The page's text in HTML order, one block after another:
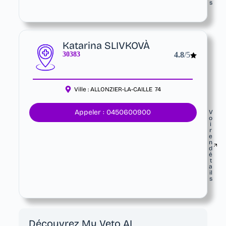
s
Katarina SLIVKOVÀ
30383 4.8/5
Ville :ALLONZIER-LA-CAILLE 74
Appeler : 0450600900
V
o
i
r
e
n
d
é
t
a
il
s
Découvrez My Veto AI